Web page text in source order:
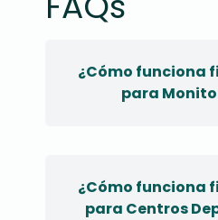
¿Cómo funciona
para
¿Cómo funciona
para Centros